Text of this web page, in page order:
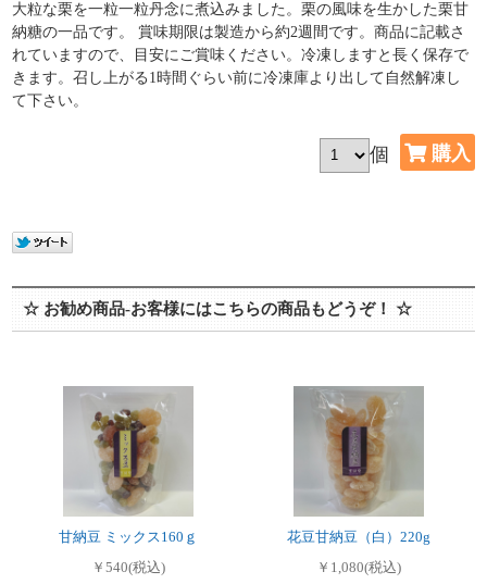
大粒な栗を一粒一粒丹念に煮込みました。栗の風味を生かした栗甘
納糖の一品です。 賞味期限は製造から約2週間です。商品に記載さ
れていますので、目安にご賞味ください。冷凍しますと長く保存で
きます。召し上がる1時間ぐらい前に冷凍庫より出して自然解凍し
て下さい。
個
☆ お勧め商品-お客様にはこちらの商品もどうぞ！ ☆
甘納豆 ミックス160ｇ
￥540(税込)
花豆甘納豆（白）220g
￥1,080(税込)